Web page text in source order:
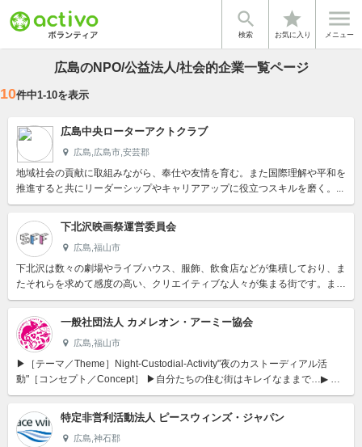

検索
star
お気に入り

メニュー
広島のNPO/公益法人/社会的企業一覧ページ
10件中1-10を表示
広島中央ローターアクトクラブ
広島,広島市,安芸郡
地域社会の貢献に取組みながら、奉仕や友情を育む。また国際理解や平和を
推進すると共にリーダーシップやキャリアアップに役立つスキルを磨く。...
下北沢映画祭運営委員会
広島,福山市
下北沢は数々の劇場やライブハウス、服飾、飲食店などが集積しており、ま
たそれらを求めて感度の高い、クリエイティブな人々が集まる街です。ま
た、ギャラリーを併設するカフェやイベントスペースを設置した小売店が...
一般社団法人 カメレオン・アーミー協会
広島,福山市
▶［テーマ／Theme］Night-Custodial-Activity"夜のカストーディアル活
動"［コンセプト／Concept］ ▶自分たちの住む街はキレイなままで…▶ 誰
もが心地よく住み続けられる...
特定非営利活動法人 ピースウィンズ・ジャパン
広島,神石郡